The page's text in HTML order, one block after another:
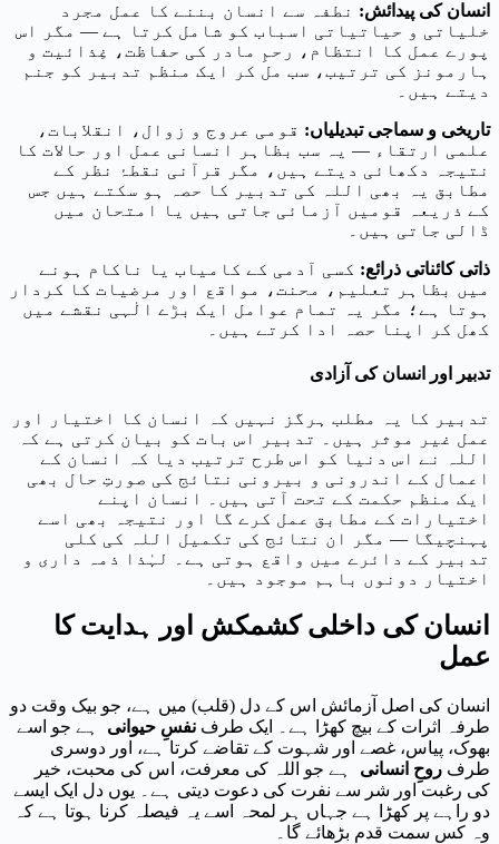
انسان کی پیدائش: نطفہ سے انسان بننے کا عمل مجرد
خلیاتی و حیاتیاتی اسباب کو شامل کرتا ہے — مگر اس
پورے عمل کا انتظام، رحمِ مادر کی حفاظت، غِذائیت و
ہارمونز کی ترتیب، سب مل کر ایک منظم تدبیر کو جنم
دیتے ہیں۔
تاریخی و سماجی تبدیلیاں: قومی عروج و زوال، انقلابات،
علمی ارتقاء — یہ سب بظاہر انسانی عمل اور حالات کا
نتیجہ دکھائی دیتے ہیں، مگر قرآنی نقطۂ نظر کے
مطابق یہ بھی اللہ کی تدبیر کا حصہ ہو سکتے ہیں جس
کے ذریعہ قومیں آزمائی جاتی ہیں یا امتحان میں
ڈالی جاتی ہیں۔
ذاتی کائناتی ذرائع: کسی آدمی کے کامیاب یا ناکام ہونے
میں بظاہر تعلیم، محنت، مواقع اور مرضیات کا کردار
ہوتا ہے؛ مگر یہ تمام عوامل ایک بڑے الٰہی نقشے میں
کھل کر اپنا حصہ ادا کرتے ہیں۔
تدبیر اور انسان کی آزادی
تدبیر کا یہ مطلب ہرگز نہیں کہ انسان کا اختیار اور
عمل غیر موثر ہیں۔ تدبیر اس بات کو بیان کرتی ہے کہ
اللہ نے اس دنیا کو اس طرح ترتیب دیا کہ انسان کے
اعمال کے اندرونی و بیرونی نتائج کی صورتِ حال بھی
ایک منظم حکمت کے تحت آتی ہیں۔ انسان اپنے
اختیارات کے مطابق عمل کرے گا اور نتیجہ بھی اسے
پہنچیگا — مگر ان نتائج کی تکمیل اللہ کی کلی
تدبیر کے دائرے میں واقع ہوتی ہے۔ لہٰذا ذمہ داری و
اختیار دونوں باہم موجود ہیں۔
انسان کی داخلی کشمکش اور ہدایت کا
عمل
انسان کی اصل آزمائش اس کے دل (قلب) میں ہے، جو بیک وقت دو
طرفہ اثرات کے بیچ کھڑا ہے۔ ایک طرف نفسِ حیوانی ہے جو اسے
بھوک، پیاس، غصے اور شہوت کے تقاضے کرتا ہے، اور دوسری
طرف روحِ انسانی ہے جو اللہ کی معرفت، اس کی محبت، خیر
کی رغبت اور شر سے نفرت کی دعوت دیتی ہے۔ یوں دل ایک ایسے
دو راہے پر کھڑا ہے جہاں ہر لمحہ اسے یہ فیصلہ کرنا ہوتا ہے کہ
وہ کس سمت قدم بڑھائے گا۔